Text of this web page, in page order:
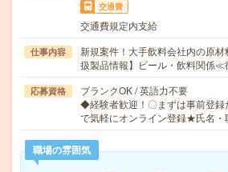
交通費
交通費規定内支給
仕事内容
新規案件！大手飲料会社内の原
扱製品情報】ビール・飲料関係
応募資格
ブランクOK / 英語力不要
◆経験者歓迎！〇まずは事前登録
で気軽にオンライン登録★氏名
職場の雰囲気